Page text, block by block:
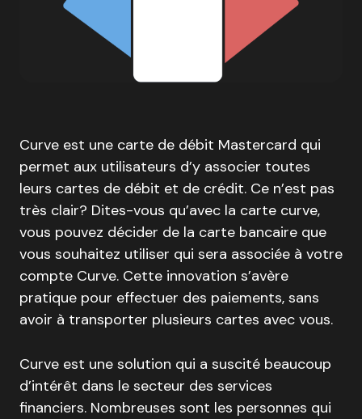
Curve est une carte de débit Mastercard qui
permet aux utilisateurs d’y associer toutes
leurs cartes de débit et de crédit. Ce n’est pas
très clair? Dites-vous qu’avec la carte curve,
vous pouvez décider de la carte bancaire que
vous souhaitez utiliser qui sera associée à votre
compte Curve. Cette innovation s’avère
pratique pour effectuer des paiements, sans
avoir à transporter plusieurs cartes avec vous.
Curve est une solution qui a suscité beaucoup
d’intérêt dans le secteur des services
financiers. Nombreuses sont les personnes qui